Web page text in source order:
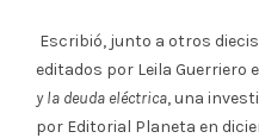
Escribió, junto a otros
editados por Leila Guerriero
y la deuda eléctrica, una
por Editorial Planeta en